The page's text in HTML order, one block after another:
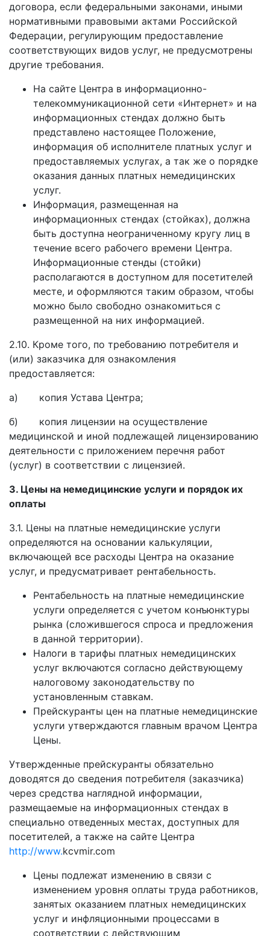
договора, если федеральными законами, иными
нормативными правовыми актами Российской
Федерации, регулирующим предоставление
соответствующих видов услуг, не предусмотрены
другие требования.
На сайте Центра в информационно­-
телекоммуникационной сети «Интернет» и на
информационных стендах должно быть
представлено настоящее Положение,
информация об исполнителе платных услуг и
предоставляемых услугах, а так же о порядке
оказания данных платных немедицинских
услуг.
Информация, размещенная на
информационных стендах (стойках), должна
быть доступна неограниченному кругу лиц в
течение всего рабочего времени Центра.
Информационные стенды (стойки)
располагаются в доступном для посетителей
месте, и оформляются таким образом, чтобы
можно было свободно ознакомиться с
размещенной на них информацией.
2.10. Кроме того, по требованию потребителя и
(или) заказчика для ознакомления
предоставляется:
а) копия Устава Центра;
б) копия лицензии на осуществление
медицинской и иной подлежащей лицензированию
деятельности с приложением перечня работ
(услуг) в соответствии с лицензией.
3. Цены на немедицинские услуги и порядок их
оплаты
3.1. Цены на платные немедицинские услуги
определяются на основании калькуляции,
включающей все расходы Центра на оказание
услуг, и предусматривает рентабельность.
Рентабельность на платные немедицинские
услуги определяется с учетом конъюнктуры
рынка (сложившегося спроса и предложения
в данной территории).
Налоги в тарифы платных немедицинских
услуг включаются согласно действующему
налоговому законодательству по
установленным ставкам.
Прейскуранты цен на платные немедицинские
услуги утверждаются главным врачом Центра
Цены.
Утвержденные прейскуранты обязательно
доводятся до сведения потребителя (заказчика)
через средства наглядной информации,
размещаемые на информационных стендах в
специально отведенных местах, доступных для
посетителей, а также на сайте Центра
http://www.kcvmir.com
Цены подлежат изменению в связи с
изменением уровня оплаты труда работников,
занятых оказанием платных немедицинских
услуг и инфляционными процессами в
соответствии с действующим